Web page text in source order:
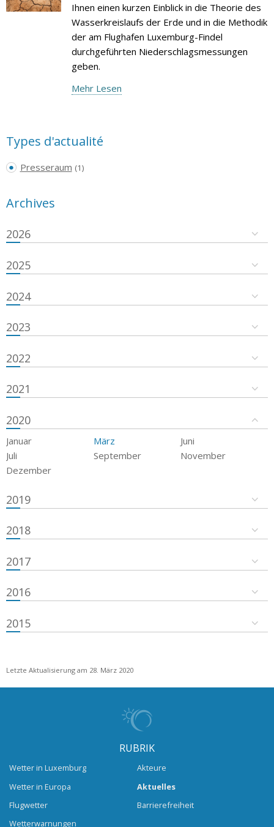
Ihnen einen kurzen Einblick in die Theorie des
Wasserkreislaufs der Erde und in die Methodik
der am Flughafen Luxemburg-Findel
durchgeführten Niederschlagsmessungen
geben.
Mehr Lesen
Types d'actualité
Presseraum (1)
Archives
2026
2025
2024
2023
2022
2021
2020
Januar März
Juni
Juli
September
November
Dezember
2019
2018
2017
2016
2015
Letzte Aktualisierung am 28. März 2020
RUBRIK
Wetter in Luxemburg
Wetter in Europa
Flugwetter
Wetterwarnungen
Akteure
Aktuelles
Barrierefreiheit